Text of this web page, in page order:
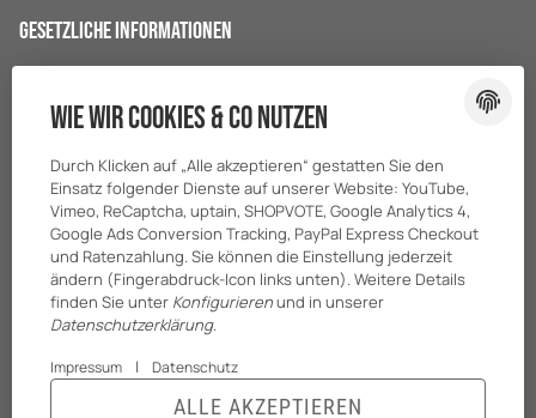
Gesetzliche Informationen
Impressum
Batteriegesetzhinweise
Wie wir Cookies & Co nutzen
Durch Klicken auf „Alle akzeptieren“ gestatten Sie den
Einsatz folgender Dienste auf unserer Website: YouTube,
Vimeo, ReCaptcha, uptain, SHOPVOTE, Google Analytics 4,
Google Ads Conversion Tracking, PayPal Express Checkout
und Ratenzahlung. Sie können die Einstellung jederzeit
ändern (Fingerabdruck-Icon links unten). Weitere Details
finden Sie unter Konfigurierenund in unserer
Datenschutzerklärung.
Impressum | Datenschutz
ALLE AKZEPTIEREN